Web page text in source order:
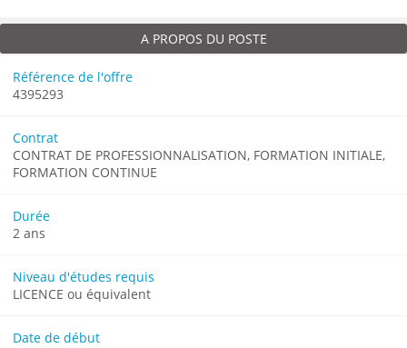
A PROPOS DU POSTE
Référence de l'offre
4395293
Contrat
CONTRAT DE PROFESSIONNALISATION, FORMATION INITIALE,
FORMATION CONTINUE
Durée
2 ans
Niveau d'études requis
LICENCE ou équivalent
Date de début